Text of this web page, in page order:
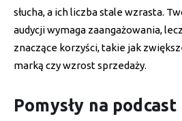
słucha, a ich liczba stale wzrasta.
audycji wymaga zaangażowania,
znaczące korzyści, takie jak
marką czy wzrost sprzedaży.
Pomysły na